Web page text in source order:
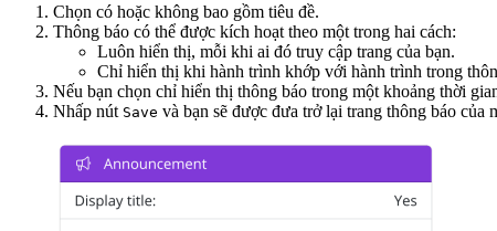
Chọn có hoặc không bao gồm tiêu đề.
Thông báo có thể được kích hoạt theo một trong hai cách:
Luôn hiển thị, mỗi khi ai đó truy cập trang của bạn.
Chỉ hiển thị khi hành trình khớp với hành trình trong
Nếu bạn chọn chỉ hiển thị thông báo trong một khoảng thời
Nhấp nút Save và bạn sẽ được đưa trở lại trang thông báo của